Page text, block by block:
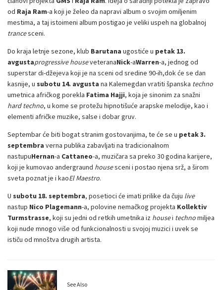
od Raja Ram-a koji je želeo da napravi album o svojim omiljenim
mestima, a taj istoimeni album postigao je veliki uspeh na globalnoj
trancesceni.
Do kraja letnje sezone, klub Barutana ugostiće u petak 13.
avgustaprogressive houseveteranaNick-aWarren-a, jednog od
superstar di-džejeva koji je na sceni od sredine 90-ih,dok će se dan
kasnije, u subotu 14. avgusta na Kalemegdan vratiti španska techno
umetnica afričkog porekla Fatima Hajji, koja je sinonim za snažni
hard techno, u kome se protežu hipnotišuće arapske melodije, kao i
elementi afričke muzike, salse i dobar gruv.
Septembar će biti bogat stranim gostovanjima, te će se u petak 3.
septembra verna publika zabavljati na tradicionalnom
nastupuHernan-a Cattaneo-a, muzičara sa preko 30 godina karijere,
koji je kumovao andergraund housesceni i postao njena srž, a širom
sveta poznat je i kaoEl Maestro.
U subotu 18. septembra, posetioci će imati prilike da čuju live
nastup Nico Plagemann-a, polovine nemačkog projekta Kollektiv
Turmstrasse, koji su jedni od retkih umetnika iz housei technomiljea
koji nude mnogo više od funkcionalnosti u svojoj muzici i uvek se
ističu od mnoštva drugih artista.
See Also